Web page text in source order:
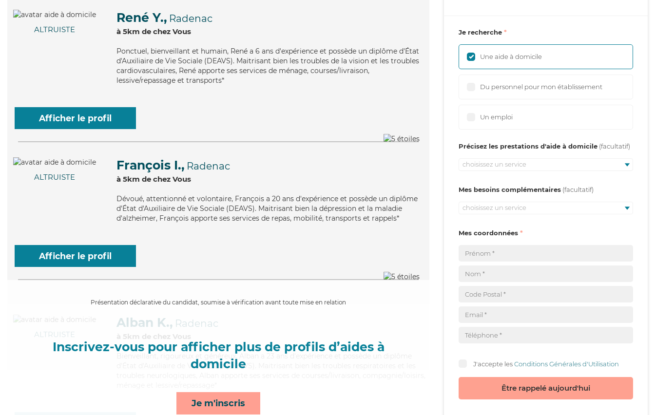
ALTRUISTE
René Y., Radenac
à 5km de chez Vous
Ponctuel, bienveillant et humain, René a 6 ans d'expérience et possède un diplôme d'État
d'Auxiliaire de Vie Sociale (DEAVS). Maitrisant bien les troubles de la vision et les troubles
cardiovasculaires, René apporte ses services de ménage, courses/livraison,
lessive/repassage et transports*
Afficher le profil
ALTRUISTE
François I., Radenac
à 5km de chez Vous
Dévoué, attentionné et volontaire, François a 20 ans d'expérience et possède un diplôme
d'État d'Auxiliaire de Vie Sociale (DEAVS). Maitrisant bien la dépression et la maladie
d'alzheimer, François apporte ses services de repas, mobilité, transports et rappels*
Afficher le profil
Présentation déclarative du candidat, soumise à vérification avant toute mise en relation
Inscrivez-vous pour afficher plus de profils d’aides à
domicile
Je m'inscris
ALTRUISTE
Alban K., Radenac
à 5km de chez Vous
Bienveillant
, rigoureux et généreux, Alban a 23 ans d'expérience et possède un diplôme
d'État d'Auxiliaire de Vie Sociale (DEAVS). Maitrisant bien les troubles respiratoires et les
Je recherche
Une aide à domicile
Du personnel pour mon établissement
Un emploi
Précisez les prestations d'aide à domicile
choisissez un service
Mes besoins complémentaires
choisissez un service
Mes coordonnées
J'accepte lesConditions Générales d'Utilisation
Être rappelé aujourd'hui